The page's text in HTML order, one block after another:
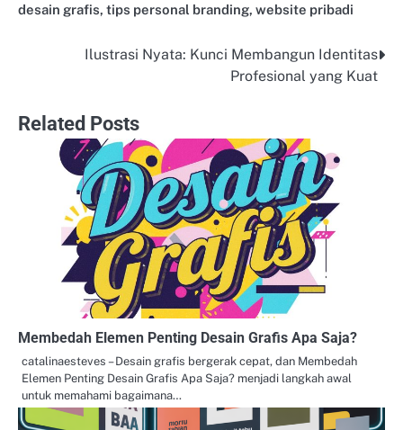
desain grafis, tips personal branding, website pribadi
Ilustrasi Nyata: Kunci Membangun Identitas
Profesional yang Kuat
Related Posts
Membedah Elemen Penting Desain Grafis Apa Saja?
catalinaesteves – Desain grafis bergerak cepat, dan Membedah
Elemen Penting Desain Grafis Apa Saja? menjadi langkah awal
untuk memahami bagaimana…